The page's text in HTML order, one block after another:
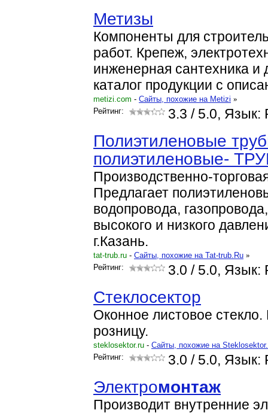
Метизы
Компоненты для
работ. Крепеж,
инженерная сантехника
каталог продукции с
metizi.com - Cайты, похожие на Metizi »
Рейтинг:
3.3 / 5.0, Язык:
Полиэтиленовые
полиэтиленовые-
Производственно-
Предлагает
водопровода,
высокого и низкого
г.Казань.
tat-trub.ru - Cайты, похожие на Tat-trub.Ru »
Рейтинг:
3.0 / 5.0, Язык:
Стеклосектор
Оконное листовое
розницу.
steklosektor.ru - Cайты, похожие на
Рейтинг:
3.0 / 5.0, Язык:
Электромонтаж
Производит внутренние